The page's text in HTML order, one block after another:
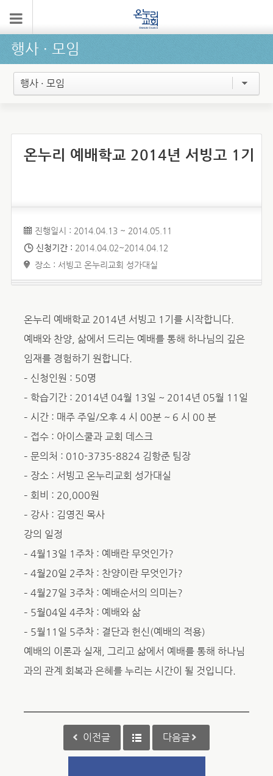
행사 ∙ 모임
행사 · 모임
온누리 예배학교 2014년 서빙고 1기
진행일시 : 2014.04.13 ~ 2014.05.11
신청기간 : 2014.04.02~2014.04.12
장소 : 서빙고 온누리교회 성가대실
온누리 예배학교 2014년 서빙고 1기를 시작합니다.
예배와 찬양, 삶에서 드리는 예배를 통해 하나님의 깊은
임재를 경험하기 원합니다.
– 신청인원 : 50명
– 학습기간 : 2014년 04월 13일 ~ 2014년 05월 11일
– 시간 : 매주 주일/오후 4 시 00분 ~ 6 시 00 분
– 접수 : 아이스쿨과 교회 데스크
– 문의처 : 010-3735-8824 김항준 팀장
– 장소 : 서빙고 온누리교회 성가대실
– 회비 : 20,000원
– 강사 : 김영진 목사
강의 일정
– 4월13일 1주차 : 예배란 무엇인가?
– 4월20일 2주차 : 찬양이란 무엇인가?
– 4월27일 3주차 : 예배순서의 의미는?
– 5월04일 4주차 : 예배와 삶
– 5월11일 5주차 : 결단과 헌신(예배의 적용)
예배의 이론과 실재, 그리고 삶에서 예배를 통해 하나님
과의 관계 회복과 은혜를 누리는 시간이 될 것입니다.
이전글 다음글